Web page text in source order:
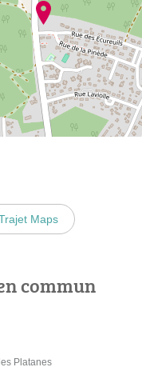
Maps
commun
Platanes